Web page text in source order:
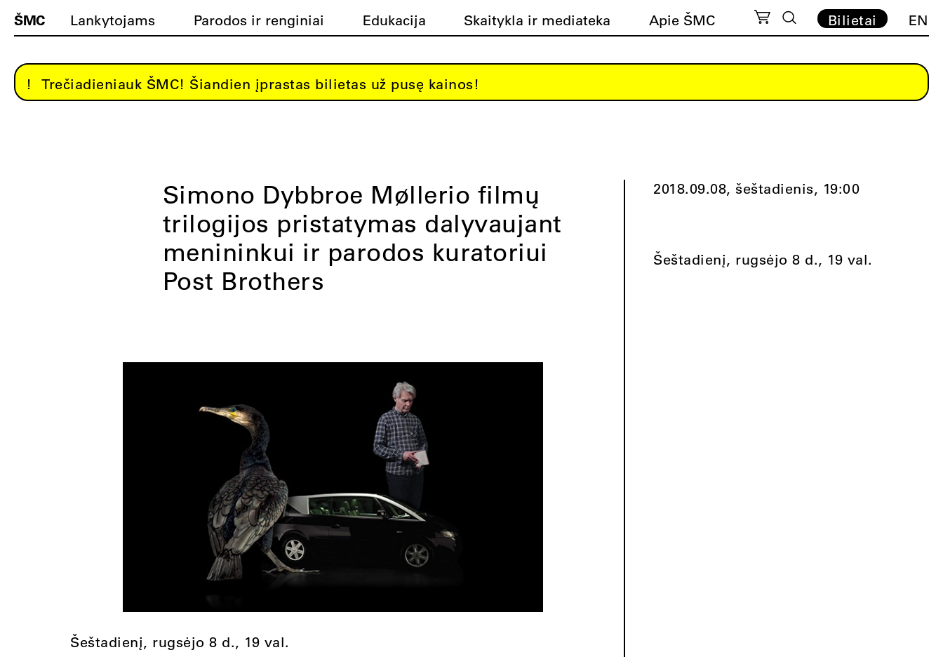
ŠMC Lankytojams Parodos ir renginiai Edukacija Skaitykla ir mediateka Apie ŠMC Bilietai EN
Trečiadieniauk ŠMC! Šiandien įprastas bilietas už pusę kainos!
Simono Dybbroe Møllerio filmų
trilogijos pristatymas dalyvaujant
menininkui ir parodos kuratoriui
Post Brothers
Šeštadienį, rugsėjo 8 d., 19 val.
2018.09.08, šeštadienis, 19:00
Šeštadienį, rugsėjo 8 d., 19 val.